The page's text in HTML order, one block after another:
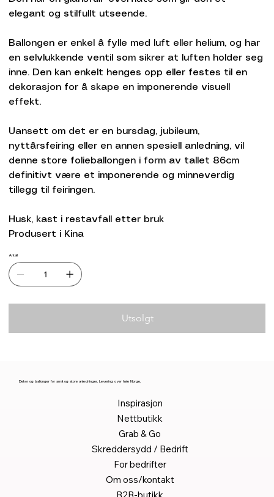
elegant og stilfullt utseende.
Ballongen er enkel å fylle med luft eller helium, og har
en selvlukkende ventil som sikrer at luften holder seg
inne. Den kan enkelt henges opp eller festes til en
dekorasjon for å skape en imponerende visuell
effekt.
Uansett om det er en bursdag, jubileum,
nyttårsfeiring eller en annen spesiell anledning, vil
denne store folieballongen i form av tallet 86cm
definitivt være et imponerende og minneverdig
tillegg til feiringen.
Husk, kast i restavfall etter bruk
Produsert i Kina
Antall
Utsolgt
Dekor og ballonger for små og store anledninger. Levering over hele Norge.
Inspirasjon
Nettbutikk
Grab & Go
Skreddersydd / Bedrift
For bedrifter
Om oss/kontakt